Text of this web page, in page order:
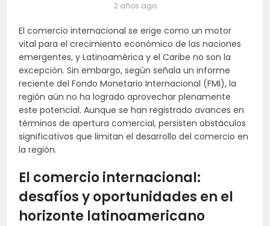
2 años ago
El comercio internacional se erige como un motor
vital para el crecimiento económico de las naciones
emergentes, y Latinoamérica y el Caribe no son la
excepción. Sin embargo, según señala un informe
reciente del Fondo Monetario Internacional (FMI), la
región aún no ha logrado aprovechar plenamente
este potencial. Aunque se han registrado avances en
términos de apertura comercial, persisten obstáculos
significativos que limitan el desarrollo del comercio en
la región.
El comercio internacional:
desafíos y oportunidades en el
horizonte latinoamericano